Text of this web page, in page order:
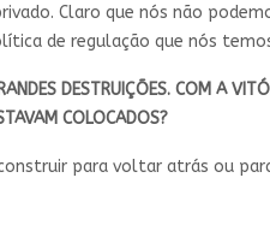
Claro que nós não
de regulação que nós
DESTRUIÇÕES. COM A
COLOCADOS?
para voltar atrás ou